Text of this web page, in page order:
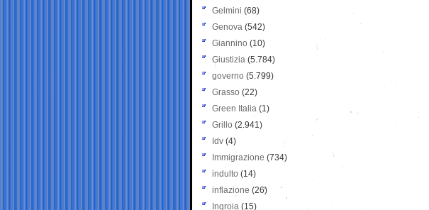
Gelmini (68)
Genova (542)
Giannino (10)
Giustizia (5.784)
governo (5.799)
Grasso (22)
Green Italia (1)
Grillo (2.941)
Idv (4)
Immigrazione (734)
indulto (14)
inflazione (26)
Ingroia (15)